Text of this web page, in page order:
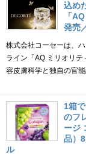
込め
「
発売
株式会社コーセーは、
ライン「AQ ミリオリ
容皮膚科学と独自の官
1箱
のフ
ージ
品）
ル